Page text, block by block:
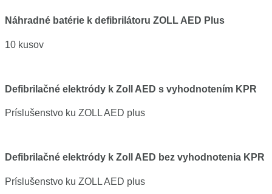
Náhradné batérie k defibrilátoru ZOLL AED Plus
10 kusov
Defibrilačné elektródy k Zoll AED s vyhodnotením KPR
Príslušenstvo ku ZOLL AED plus
Defibrilačné elektródy k Zoll AED bez vyhodnotenia KPR
Príslušenstvo ku ZOLL AED plus